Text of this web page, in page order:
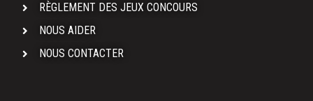
RÈGLEMENT DES JEUX CONCOURS
NOUS AIDER
NOUS CONTACTER